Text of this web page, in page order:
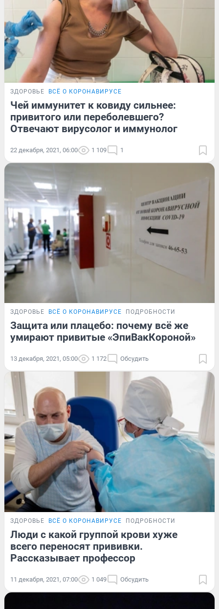
ЗДОРОВЬЕ ВСЁ О КОРОНАВИРУСЕ
Чей иммунитет к ковиду сильнее:
привитого или переболевшего?
Отвечают вирусолог и иммунолог
22 декабря, 2021, 06:00 1 109 1
ЗДОРОВЬЕ ВСЁ О КОРОНАВИРУСЕ ПОДРОБНОСТИ
Защита или плацебо: почему всё же
умирают привитые «ЭпиВакКороной»
13 декабря, 2021, 05:00 1 172 Обсудить
ЗДОРОВЬЕ ВСЁ О КОРОНАВИРУСЕ ПОДРОБНОСТИ
Люди с какой группой крови хуже
всего переносят прививки.
Рассказывает профессор
11 декабря, 2021, 07:00 1 049 Обсудить